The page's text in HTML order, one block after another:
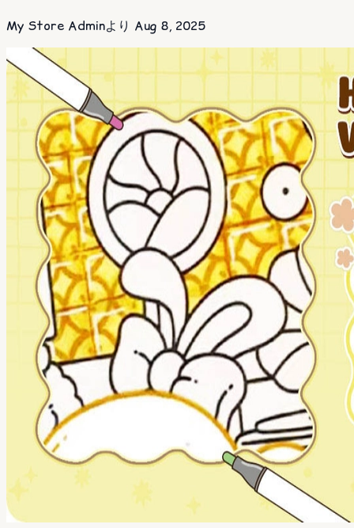
My Store Adminより Aug 8, 2025